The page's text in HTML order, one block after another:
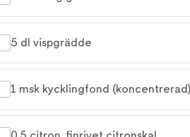
5 dl vispgrädde
1 msk kycklingfond (koncentrerad)